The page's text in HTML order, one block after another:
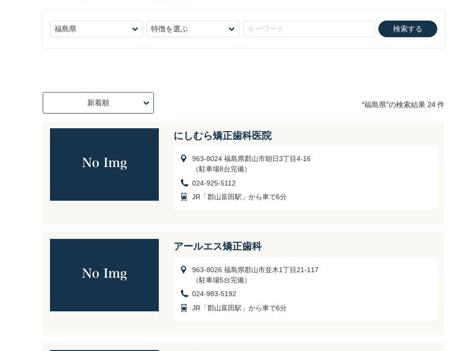
“福島県”の検索結果 24 件
にしむら矯正歯科医院
963-8024 福島県郡山市朝日3丁目4-16
（駐車場8台完備）
024-925-5112
JR「郡山富田駅」から車で6分
アールエス矯正歯科
963-8026 福島県郡山市並木1丁目21-117
（駐車場5台完備）
024-983-5192
JR「郡山富田駅」から車で6分